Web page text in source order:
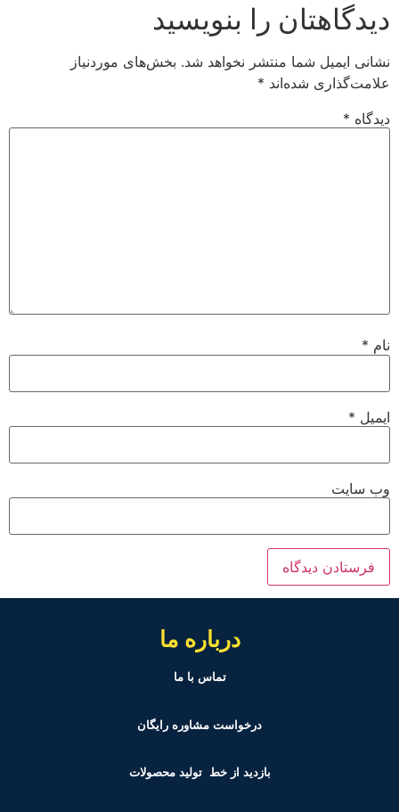
دیدگاهتان را بنویسید
نشانی ایمیل شما منتشر نخواهد شد. بخش‌های موردنیاز
علامت‌گذاری شده‌اند *
دیدگاه *
نام *
ایمیل *
وب‌ سایت
درباره ما
تماس با ما
درخواست مشاوره رایگان
بازدید از خط تولیدمحصولات